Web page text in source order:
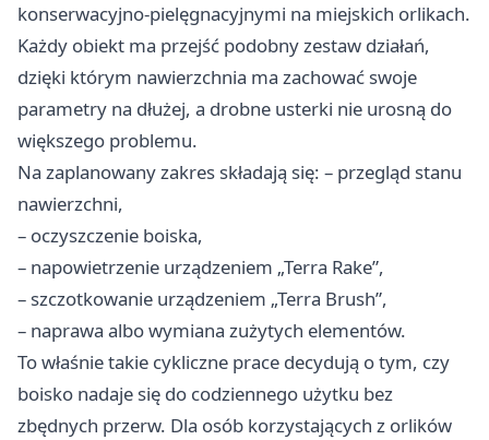
konserwacyjno-pielęgnacyjnymi na miejskich orlikach.
Każdy obiekt ma przejść podobny zestaw działań,
dzięki którym nawierzchnia ma zachować swoje
parametry na dłużej, a drobne usterki nie urosną do
większego problemu.
Na zaplanowany zakres składają się: – przegląd stanu
nawierzchni,
– oczyszczenie boiska,
– napowietrzenie urządzeniem „Terra Rake”,
– szczotkowanie urządzeniem „Terra Brush”,
– naprawa albo wymiana zużytych elementów.
To właśnie takie cykliczne prace decydują o tym, czy
boisko nadaje się do codziennego użytku bez
zbędnych przerw. Dla osób korzystających z orlików